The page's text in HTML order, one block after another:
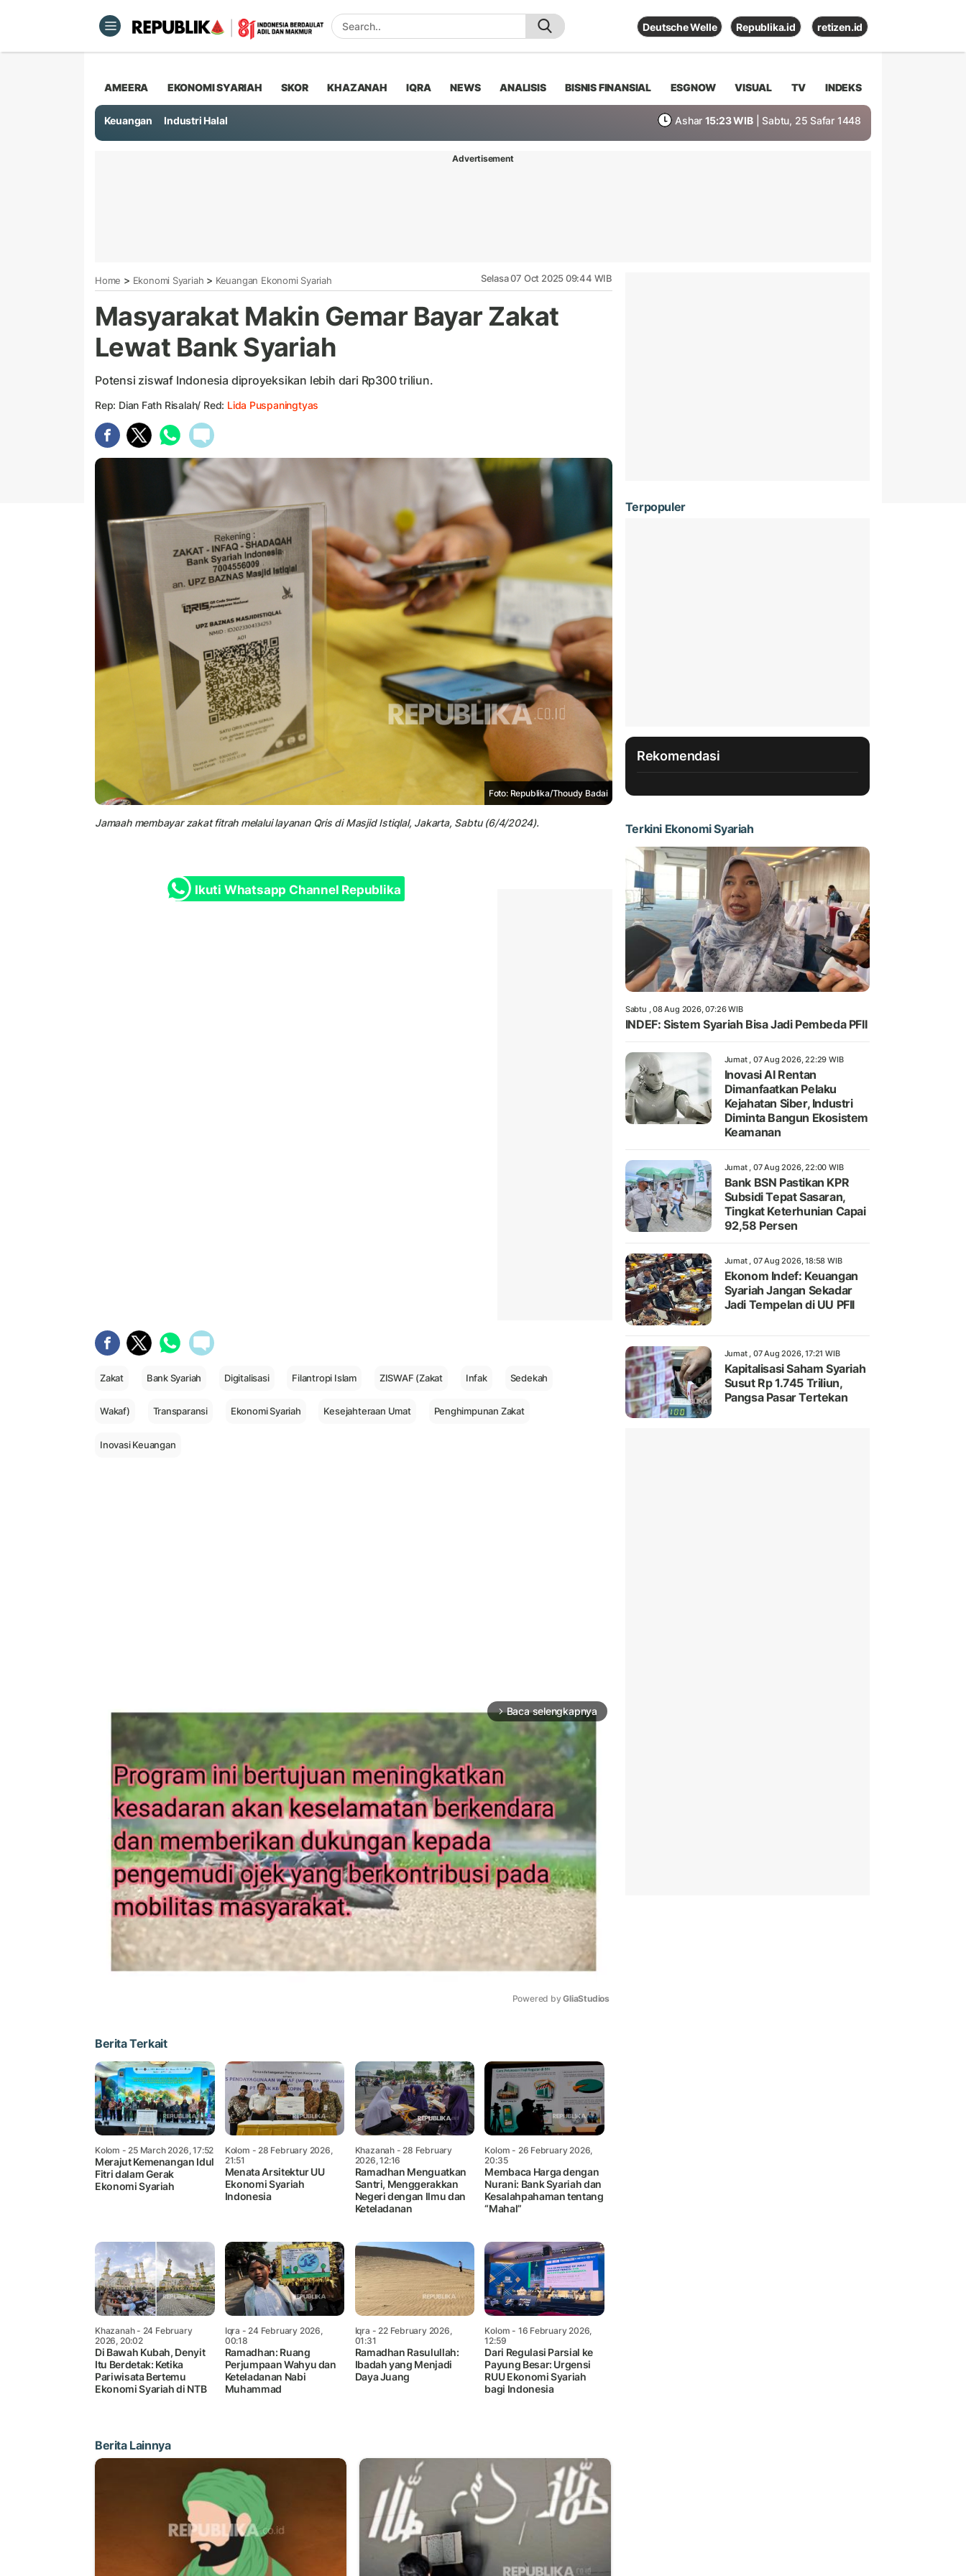
Deutsche Welle Republika.id retizen.id
AMEERA EKONOMI SYARIAH SKOR KHAZANAH IQRA NEWS ANALISIS BISNIS FINANSIAL ESGNOW VISUAL TV INDEKS
Keuangan Industri Halal Ashar 15:23 WIB | Sabtu, 25 Safar 1448
Advertisement
Home > Ekonomi Syariah > Keuangan Ekonomi Syariah Selasa 07 Oct 2025 09:44 WIB
Masyarakat Makin Gemar Bayar Zakat
Lewat Bank Syariah
Potensi ziswaf Indonesia diproyeksikan lebih dari Rp300 triliun.
Rep: Dian Fath Risalah/ Red: Lida Puspaningtyas
Foto: Republika/Thoudy Badai
Jamaah membayar zakat fitrah melalui layanan Qris di Masjid Istiqlal, Jakarta, Sabtu (6/4/2024).
Ikuti Whatsapp Channel Republika
Zakat Bank Syariah Digitalisasi Filantropi Islam ZISWAF (Zakat Infak Sedekah
Wakaf) Transparansi Ekonomi Syariah Kesejahteraan Umat Penghimpunan Zakat
Inovasi Keuangan
arrow_forward_ios Baca selengkapnya
Powered by GliaStudios
Berita Terkait
Kolom - 25 March 2026, 17:52
Merajut Kemenangan Idul
Fitri dalam Gerak
Ekonomi Syariah
Kolom - 28 February 2026,
21:51
Menata Arsitektur UU
Ekonomi Syariah
Indonesia
Khazanah- 28 February
2026, 12:16
Ramadhan Menguatkan
Santri, Menggerakkan
Negeri dengan Ilmu dan
Keteladanan
Kolom - 26 February 2026,
20:35
Membaca Harga dengan
Nurani: Bank Syariah dan
Kesalahpahaman tentang
“Mahal”
Khazanah- 24 February
2026, 20:02
Di Bawah Kubah, Denyit
Itu Berdetak: Ketika
Pariwisata Bertemu
Ekonomi Syariah di NTB
Iqra - 24 February 2026,
00:18
Ramadhan: Ruang
Perjumpaan Wahyu dan
Keteladanan Nabi
Muhammad
Iqra - 22 February 2026,
01:31
Ramadhan Rasulullah:
Ibadah yang Menjadi
Daya Juang
Kolom - 16 February 2026,
12:59
Dari Regulasi Parsial ke
Payung Besar: Urgensi
RUU Ekonomi Syariah
bagi Indonesia
Berita Lainnya
Terpopuler
Rekomendasi
Terkini Ekonomi Syariah
Sabtu , 08 Aug 2026, 07:26 WIB
INDEF: Sistem Syariah Bisa Jadi Pembeda PFII
Jumat , 07 Aug 2026, 22:29 WIB
Inovasi AI Rentan
Dimanfaatkan Pelaku
Kejahatan Siber, Industri
Diminta Bangun Ekosistem
Keamanan
Jumat , 07 Aug 2026, 22:00 WIB
Bank BSN Pastikan KPR
Subsidi Tepat Sasaran,
Tingkat Keterhunian Capai
92,58 Persen
Jumat , 07 Aug 2026, 18:58 WIB
Ekonom Indef: Keuangan
Syariah Jangan Sekadar
Jadi Tempelan di UU PFII
Jumat , 07 Aug 2026, 17:21 WIB
Kapitalisasi Saham Syariah
Susut Rp 1.745 Triliun,
Pangsa Pasar Tertekan